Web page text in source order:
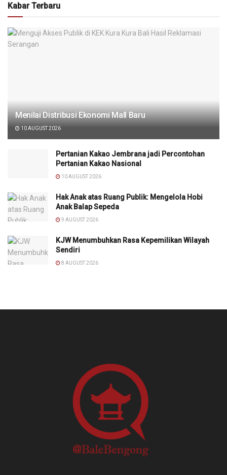
Kabar Terbaru
Menilai Distribusi Ekonomi Mall Baru
10 AUGUST 2026
Pertanian Kakao Jembrana jadi Percontohan
Pertanian Kakao Nasional
10 AUGUST 2026
Hak Anak atas Ruang Publik: Mengelola Hobi
Anak Balap Sepeda
9 AUGUST 2026
KJW Menumbuhkan Rasa Kepemilikan Wilayah
Sendiri
8 AUGUST 2026